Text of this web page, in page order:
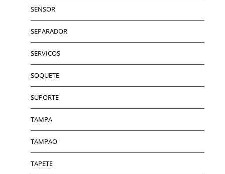
SENSOR
SEPARADOR
SERVICOS
SOQUETE
SUPORTE
TAMPA
TAMPAO
TAPETE